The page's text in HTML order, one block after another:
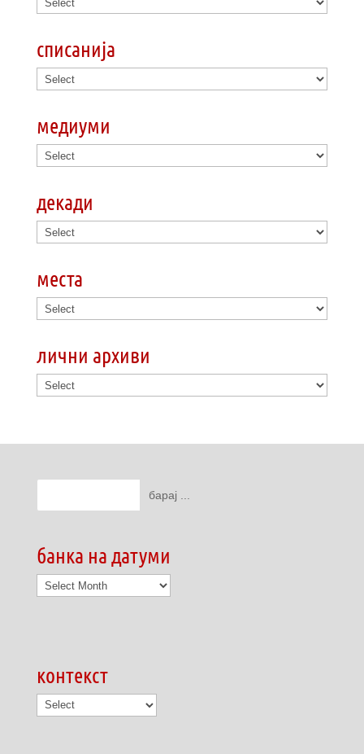
списанија
медиуми
декади
места
лични архиви
банка на датуми
банка
на
контекст